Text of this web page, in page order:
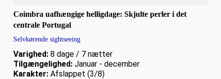
Coimbra uafhængige helligdage: Skjulte perler i det
centrale Portugal
Selvkørende sightseeing
Varighed:8 dage / 7 nætter
Tilgængelighed:Januar - december
Karakter:Afslappet (3/8)